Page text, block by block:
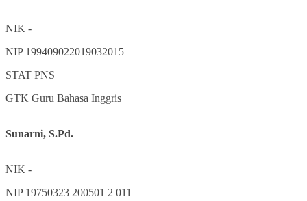
NIK -
NIP 199409022019032015
STAT PNS
GTK Guru Bahasa Inggris
Sunarni, S.Pd.
NIK -
NIP 19750323 200501 2 011